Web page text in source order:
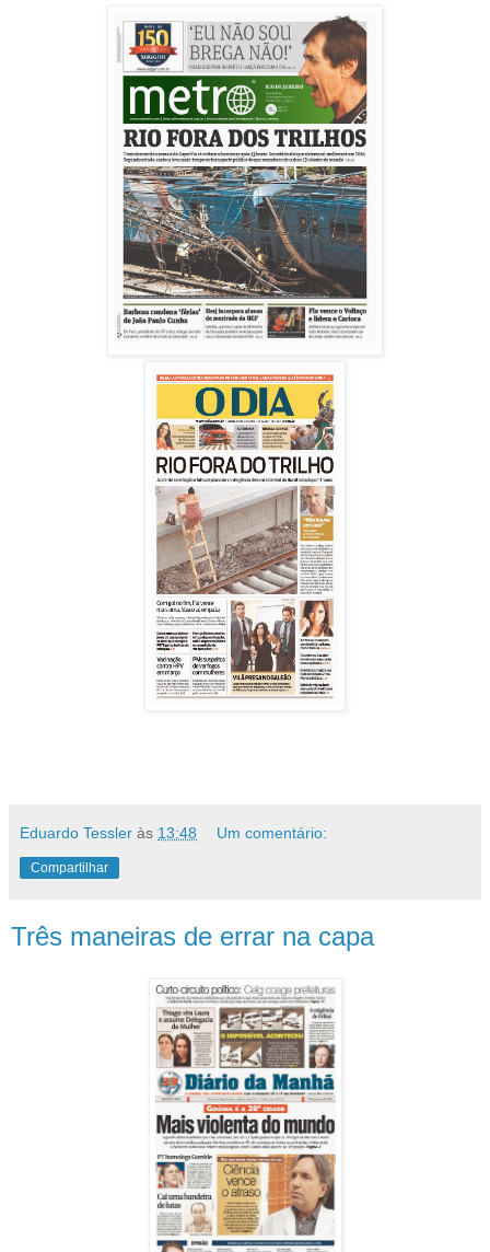
Eduardo Tessler às 13:48 Um comentário:
Compartilhar
Três maneiras de errar na capa